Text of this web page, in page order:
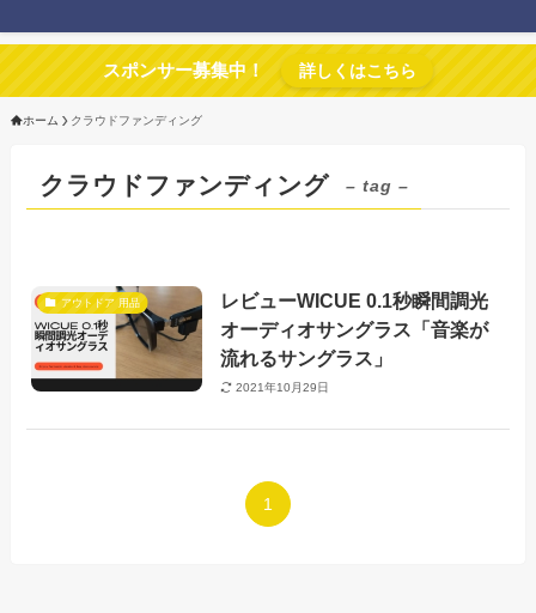
スポンサー募集中！ 詳しくはこちら
ホーム クラウドファンディング
クラウドファンディング – tag –
アウトドア 用品
レビューWICUE 0.1秒瞬間調光
オーディオサングラス「音楽が
流れるサングラス」
2021年10月29日
1